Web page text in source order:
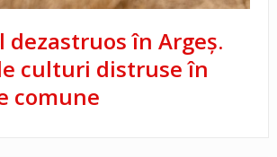
dezastruos în Argeș.
culturi distruse în
comune